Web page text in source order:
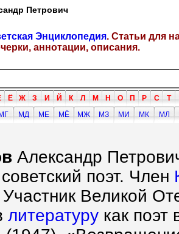
Петрович
Энциклопедия. Статьи для
аннотации, описания.
Ё Ж З И Й К Л М Н О П Р С Т
МГ МД МЕ МЁ МЖ МЗ МИ МК МЛ
Александр
поэт. Член
Великой
литературу как поэт